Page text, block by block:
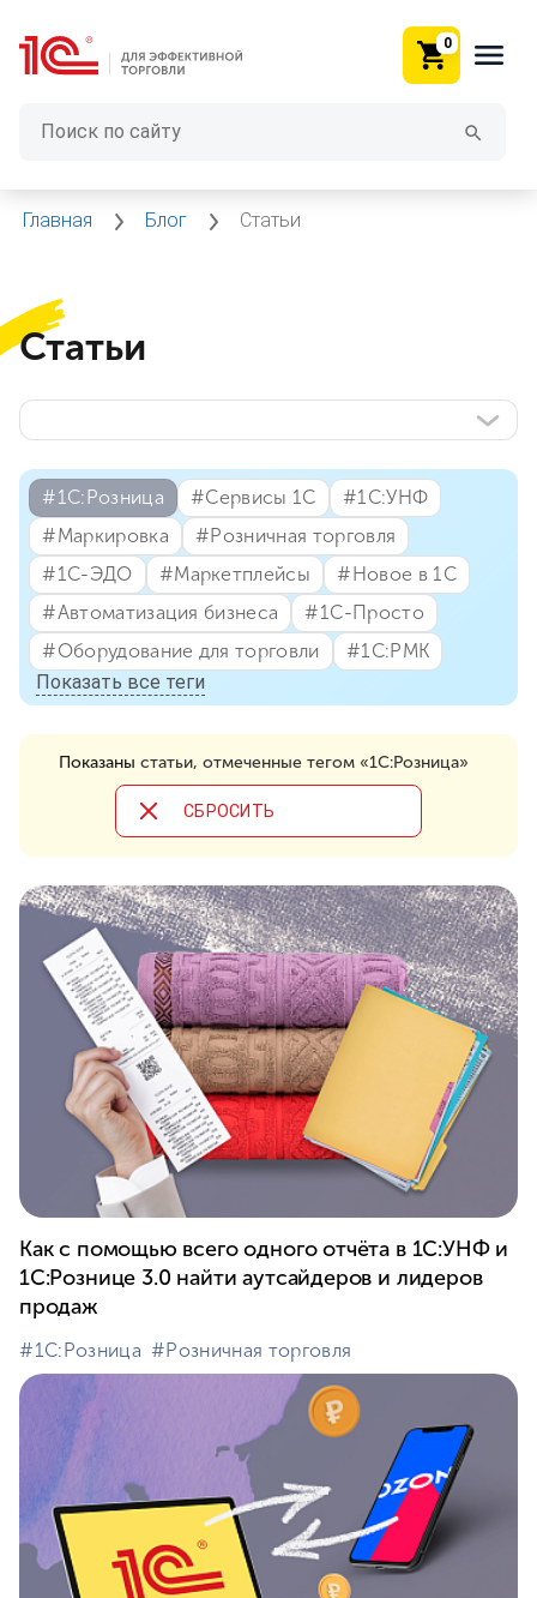
0
Главная Блог Статьи
Статьи
#⁣1С:Розница #⁣Сервисы 1С
#⁣1С:УНФ
#⁣Маркировка
#⁣Розничная торговля
#⁣1С-ЭДО
#⁣Маркетплейсы
#⁣Новое в 1С
#⁣Автоматизация бизнеса
#⁣1С-Просто
#⁣Оборудование для торговли
#⁣1С:РМК
Показать все теги
Показаны статьи, отмеченные тегом «1С:Розница»
CБРОСИТЬ
Как с помощью всего одного отчёта в 1С:УНФ и
1С:Рознице 3.0 найти аутсайдеров и лидеров
продаж
#⁣1С:Розница #⁣Розничная торговля